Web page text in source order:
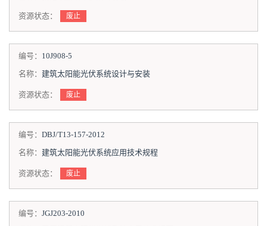
资源状态： 废止
编号： 10J908-5
名称： 建筑太阳能光伏系统设计与安装
资源状态： 废止
编号： DBJ/T13-157-2012
名称： 建筑太阳能光伏系统应用技术规程
资源状态： 废止
编号： JGJ203-2010